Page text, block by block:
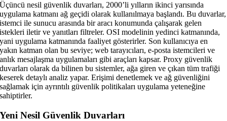
Üçüncü nesil güvenlik duvarları, 2000’li yılların ikinci yarısında
uygulama katmanı ağ geçidi olarak kullanılmaya başlandı. Bu duvarlar,
istemci ile sunucu arasında bir aracı konumunda çalışarak gelen
istekleri iletir ve yanıtları filtreler. OSI modelinin yedinci katmanında,
yani uygulama katmanında faaliyet gösterirler. Son kullanıcıya en
yakın katman olan bu seviye; web tarayıcıları, e-posta istemcileri ve
anlık mesajlaşma uygulamaları gibi araçları kapsar. Proxy güvenlik
duvarları olarak da bilinen bu sistemler, ağa giren ve çıkan tüm trafiği
keserek detaylı analiz yapar. Erişimi denetlemek ve ağ güvenliğini
sağlamak için ayrıntılı güvenlik politikaları uygulama yeteneğine
sahiptirler.
Yeni Nesil Güvenlik Duvarları